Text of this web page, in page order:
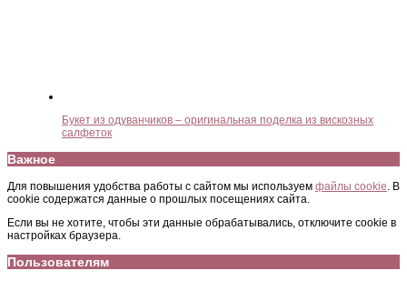
Букет из одуванчиков – оригинальная поделка из вискозных
салфеток
Важное
Для повышения удобства работы с сайтом мы используем файлы cookie . В
cookie содержатся данные о прошлых посещениях сайта.
Если вы не хотите, чтобы эти данные обрабатывались, отключите cookie в
настройках браузера.
Пользователям